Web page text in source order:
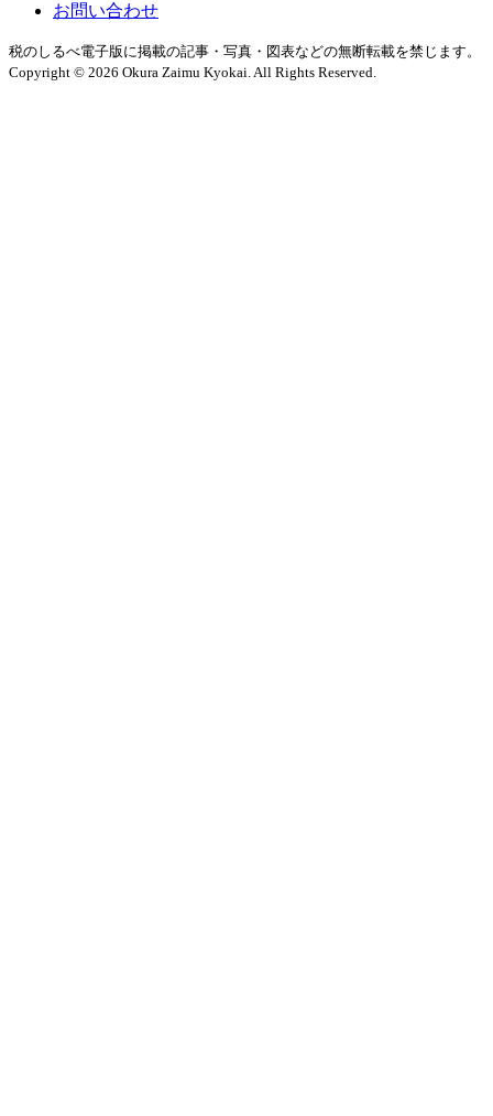
お問い合わせ
税のしるべ電子版に掲載の記事・写真・図表などの無断転載を禁じます。
Copyright © 2026 Okura Zaimu Kyokai. All Rights Reserved.